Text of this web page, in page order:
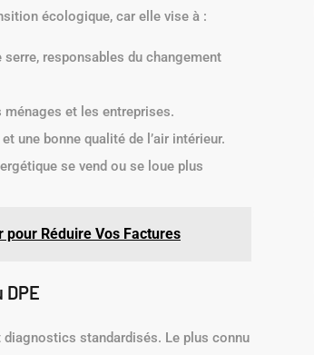
écologique, car elle vise à :
responsables du changement
ménages et les entreprises.
une bonne qualité de l’air intérieur.
se vend ou se loue plus
pour Réduire Vos Factures
standardisés. Le plus connu